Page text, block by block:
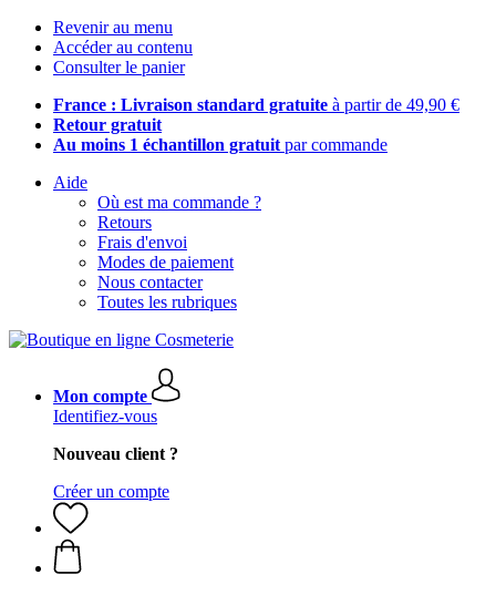
Revenir au menu
Accéder au contenu
Consulter le panier
France : Livraison standard gratuite à partir de 49,90 €
Retour gratuit
Au moins 1 échantillon gratuit par commande
Aide
Où est ma commande ?
Retours
Frais d'envoi
Modes de paiement
Nous contacter
Toutes les rubriques
Mon compte
Identifiez-vous
Nouveau client ?
Créer un compte